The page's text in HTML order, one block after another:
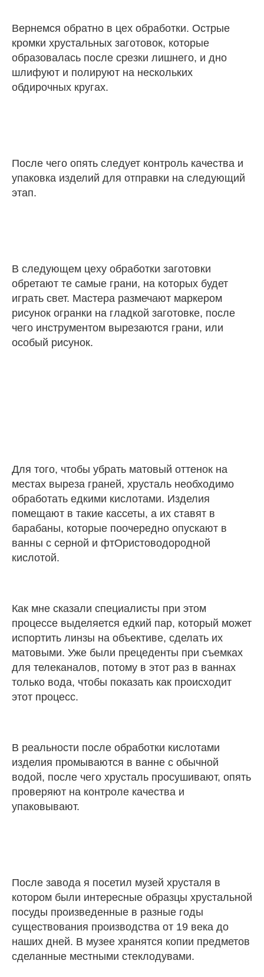
Вернемся обратно в цех обработки. Острые
кромки хрустальных заготовок, которые
образовалась после срезки лишнего, и дно
шлифуют и полируют на нескольких
обдирочных кругах.
После чего опять следует контроль качества и
упаковка изделий для отправки на следующий
этап.
В следующем цеху обработки заготовки
обретают те самые грани, на которых будет
играть свет. Мастера размечают маркером
рисунок огранки на гладкой заготовке, после
чего инструментом вырезаются грани, или
особый рисунок.
Для того, чтобы убрать матовый оттенок на
местах выреза граней, хрусталь необходимо
обработать едкими кислотами. Изделия
помещают в такие кассеты, а их ставят в
барабаны, которые поочередно опускают в
ванны с серной и фтОристоводородной
кислотой.
Как мне сказали специалисты при этом
процессе выделяется едкий пар, который может
испортить линзы на объективе, сделать их
матовыми. Уже были прецеденты при съемках
для телеканалов, потому в этот раз в ваннах
только вода, чтобы показать как происходит
этот процесс.
В реальности после обработки кислотами
изделия промываются в ванне с обычной
водой, после чего хрусталь просушивают, опять
проверяют на контроле качества и
упаковывают.
После завода я посетил музей хрусталя в
котором были интересные образцы хрустальной
посуды произведенные в разные годы
существования производства от 19 века до
наших дней. В музее хранятся копии предметов
сделанные местными стеклодувами.